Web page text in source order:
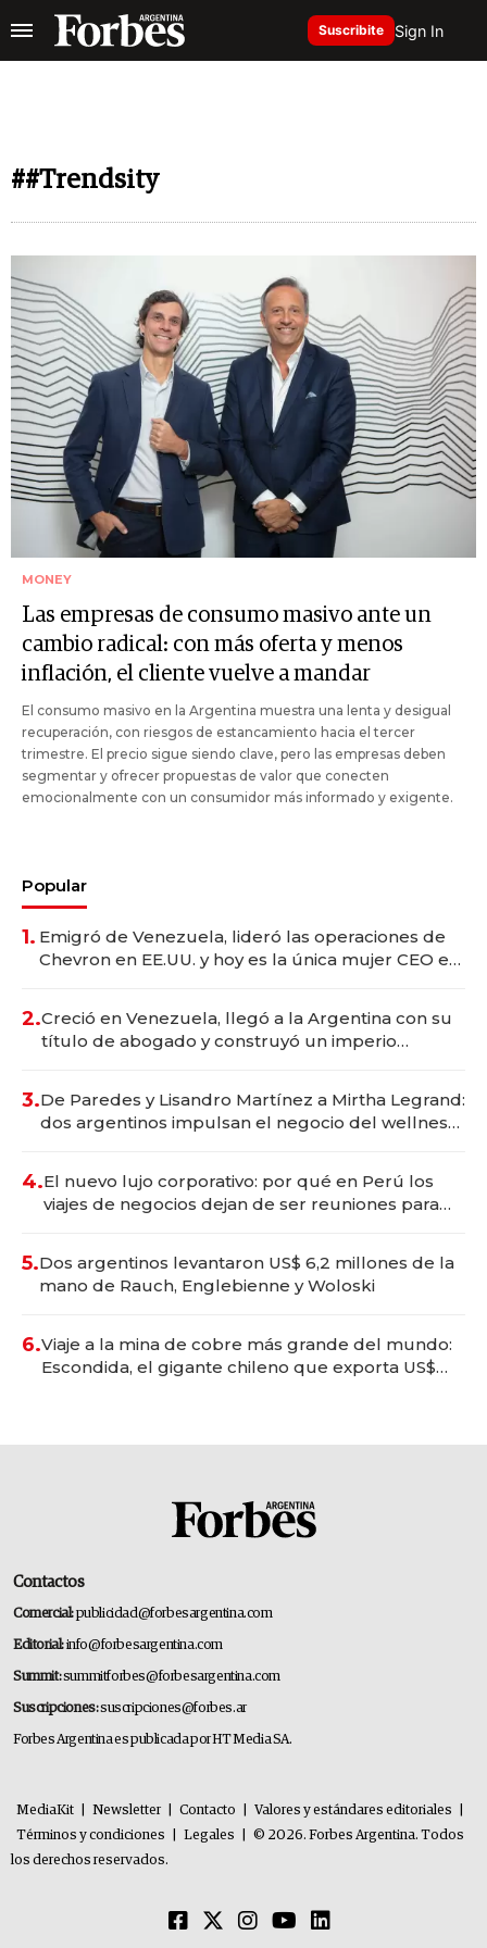
Suscribite Sign In
##Trendsity
MONEY
Las empresas de consumo masivo ante un
cambio radical: con más oferta y menos
inflación, el cliente vuelve a mandar
El consumo masivo en la Argentina muestra una lenta y desigual
recuperación, con riesgos de estancamiento hacia el tercer
trimestre. El precio sigue siendo clave, pero las empresas deben
segmentar y ofrecer propuestas de valor que conecten
emocionalmente con un consumidor más informado y exigente.
Popular
1. Emigró de Venezuela, lideró las operaciones de
Chevron en EE.UU. y hoy es la única mujer CEO en
2.Creció en Venezuela, llegó a la Argentina con su
título de abogado y construyó un imperio
3.De Paredes y Lisandro Martínez a Mirtha Legrand:
dos argentinos impulsan el negocio del wellness
4.El nuevo lujo corporativo: por qué en Perú los
viajes de negocios dejan de ser reuniones para
5.Dos argentinos levantaron US$ 6,2 millones de la
mano de Rauch, Englebienne y Woloski
6.Viaje a la mina de cobre más grande del mundo:
Escondida, el gigante chileno que exporta US$
Contactos
Comercial:publicidad@forbesargentina.com
Editorial:info@forbesargentina.com
Summit:summitforbes@forbesargentina.com
Suscripciones:suscripciones@forbes.ar
Forbes Argentina es publicada por HT Media SA.
MediaKit Newsletter Contacto Valores y estándares editoriales
Términos y condiciones
Legales
© 2026. Forbes Argentina. Todos
los derechos reservados.